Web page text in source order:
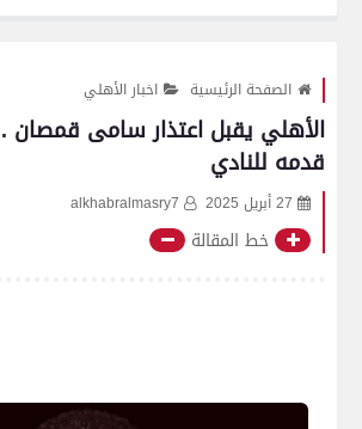
الصفحة الرئيسية اخبار الأهلي
الأهلي يقبل اعتذار سامى قمصان
قدمه للنادي
27 أبريل 2025 alkhabralmasry7
خط المقالة